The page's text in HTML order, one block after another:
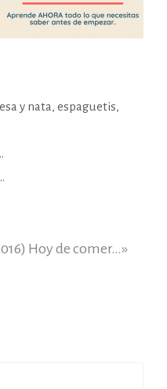
y nata,espaguetis,
Hoy de comer…»